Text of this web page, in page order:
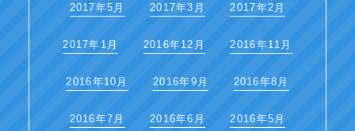
2017年5月 2017年3月 2017年2月
2017年1月 2016年12月 2016年11月
2016年10月 2016年9月 2016年8月
2016年7月 2016年6月 2016年5月